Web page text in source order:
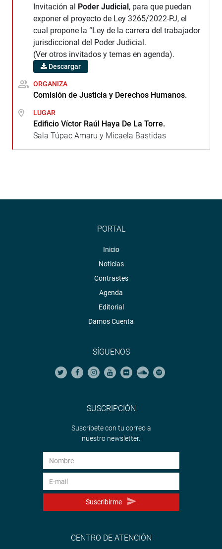
Invitación al Poder Judicial, para que puedan
exponer el proyecto de Ley 3265/2022-PJ, el
cual propone la “Ley de la carrera del trabajador
jurisdiccional del Poder Judicial.
(Ver otros invitados y temas en agenda).
Descargar
ORGANIZA
Comisión de Justicia y Derechos Humanos.
LUGAR
Edificio Víctor Raúl Haya De La Torre.
Sala Túpac Amaru y Micaela Bastidas
PORTAL
Inicio
Noticias
Contrastes
Agenda
Editorial
Damos Cuenta
SÍGUENOS
SUSCRIPCIÓN
Suscríbete con tu correo a
nuestro newsletter.
Suscribirme
CENTRO DE ATENCIÓN